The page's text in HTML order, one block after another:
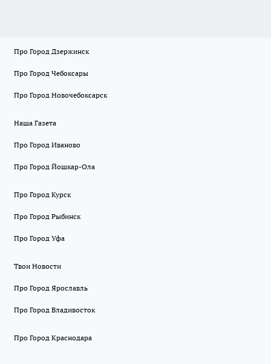
Про Город Дзержинск
Про Город Чебоксары
Про Город Новочебоксарск
Наша Газета
Про Город Иваново
Про Город Йошкар-Ола
Про Город Курск
Про Город Рыбинск
Про Город Уфа
Твои Новости
Про Город Ярославль
Про Город Владивосток
Про Город Краснодара